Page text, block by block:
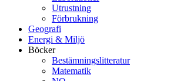
Utrustning
Förbrukning
Geografi
Energi & Miljö
Böcker
Bestämningslitteratur
Matematik